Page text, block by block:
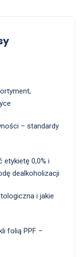
– standardy
etykietę 0,0% i
dealkoholizacji
i jakie
folią PPF –